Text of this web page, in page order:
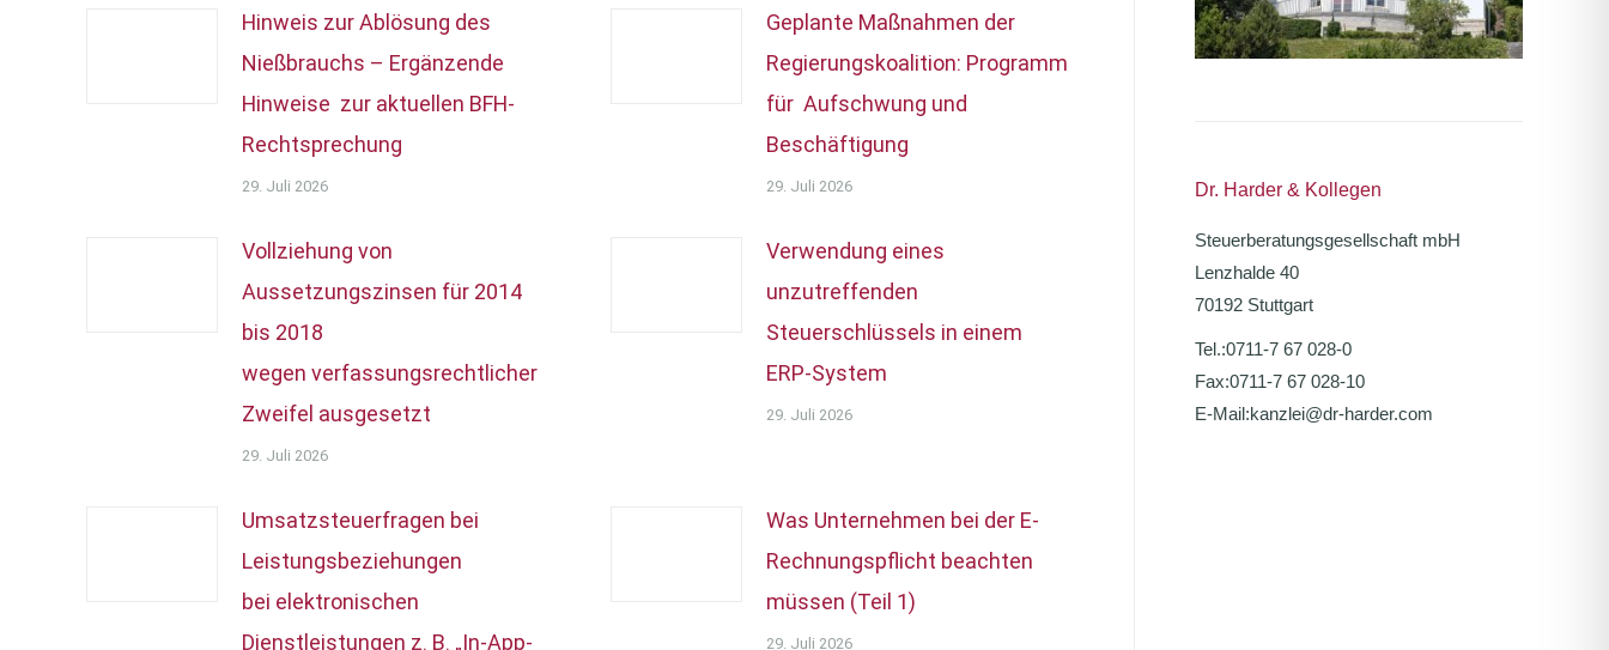
Hinweis zur Ablösung des
Nießbrauchs – Ergänzende
Hinweise zur aktuellen BFH-
Rechtsprechung
29. Juli 2026
Geplante Maßnahmen der
Regierungskoalition: Programm
für Aufschwung und
Beschäftigung
29. Juli 2026
Vollziehung von
Aussetzungszinsen für 2014
bis 2018
wegen verfassungsrechtlicher
Zweifel ausgesetzt
29. Juli 2026
Verwendung eines
unzutreffenden
Steuerschlüssels in einem
ERP-System
29. Juli 2026
Umsatzsteuerfragen bei
Leistungsbeziehungen
bei elektronischen
Dienstleistungen z. B. „In-App-
Was Unternehmen bei der E-
Rechnungspflicht beachten
müssen (Teil 1)
29. Juli 2026
Dr. Harder & Kollegen
Steuerberatungsgesellschaft mbH
Lenzhalde 40
70192 Stuttgart
Tel.:0711-7 67 028-0
Fax:0711-7 67 028-10
E-Mail:kanzlei@dr-harder.com